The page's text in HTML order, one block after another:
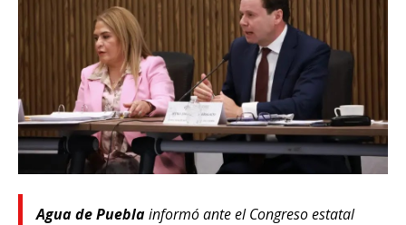
Agua de Pueblainformó ante el Congreso estatal